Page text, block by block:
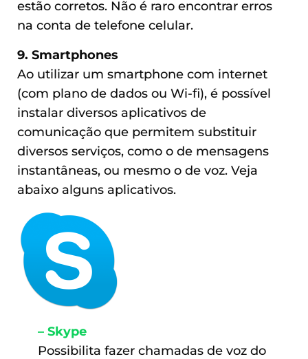
estão corretos. Não é raro encontrar erros
na conta de telefone celular.
9. Smartphones
Ao utilizar um smartphone com internet
(com plano de dados ou Wi-fi), é possível
instalar diversos aplicativos de
comunicação que permitem substituir
diversos serviços, como o de mensagens
instantâneas, ou mesmo o de voz. Veja
abaixo alguns aplicativos.
– Skype
Possibilita fazer chamadas de voz do